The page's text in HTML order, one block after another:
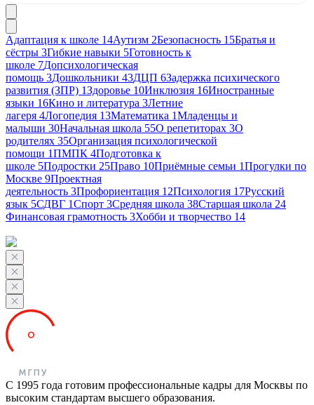
Адаптация к школе 14Аутизм 2Безопасность 15Братья и
сёстры 3Гибкие навыки 5Готовность к
школе 7Допсихологическая
помощь 3Дошкольники 43ДЦП 6Задержка психического
развития (ЗПР) 1Здоровье 10Инклюзия 16Иностранные
языки 16Кино и литература 3Летние
лагеря 4Логопедия 13Математика 1Младенцы и
малыши 30Начальная школа 55О репетиторах 3О
родителях 35Организация психологической
помощи 1ПМПК 4Подготовка к
школе 5Подростки 25Право 10Приёмные семьи 1Прогулки по
Москве 9Проектная
деятельность 3Профориентация 12Психология 17Русский
язык 5СДВГ 1Спорт 3Средняя школа 38Старшая школа 24
Финансовая грамотность 3Хобби и творчество 14
С 1995 года готовим профессиональные кадры для Москвы по
высоким стандартам высшего образования.